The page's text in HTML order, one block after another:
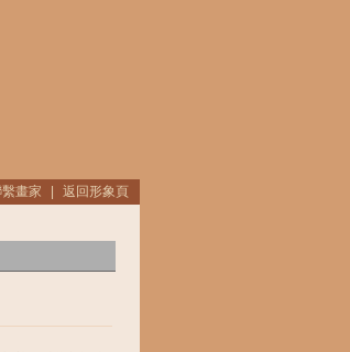
畫家 返回形象頁